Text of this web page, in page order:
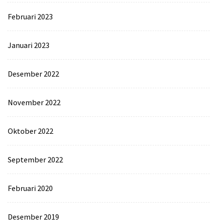
Februari 2023
Januari 2023
Desember 2022
November 2022
Oktober 2022
September 2022
Februari 2020
Desember 2019